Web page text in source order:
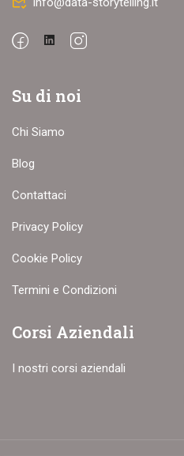
Su di noi
Chi Siamo
Blog
Contattaci
Privacy Policy
Cookie Policy
Termini e Condizioni
Corsi Aziendali
I nostri corsi aziendali